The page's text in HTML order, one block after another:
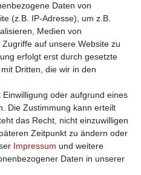
und günstige Kinderwagen
und Imbiss
SSL Verschlüsselung
Daten von
(z.B. IP-Adresse), um z.B.
Medien von
auf unsere Website zu
erfolgt erst durch gesetzte
Dritten, die wir in den
oder aufgrund eines
Die Zustimmung kann erteilt
das Recht, nicht einzuwilligen
Zeitpunkt zu ändern oder
Impressum und weitere
Daten in unserer